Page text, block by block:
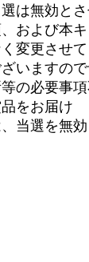
は無効と
および本
変更させて
いますの
の必要事
をお届け
当選を無